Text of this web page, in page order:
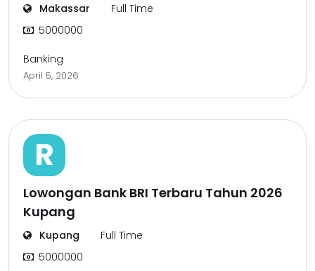
Makassar
Full Time
5000000
Banking
April 5, 2026
R
Lowongan Bank BRI Terbaru Tahun 2026
Kupang
Kupang
Full Time
5000000